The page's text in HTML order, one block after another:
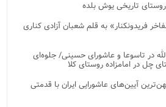
تاریخی یوش بلده
فریدونکنار» به قلم شعبان آزادی کناری
در تاسوعا و عاشورای حسینی/ جلوه‌ای
چل در امامزاده روستای کلا
آیین‌های عاشورایی ایران با قدمتی